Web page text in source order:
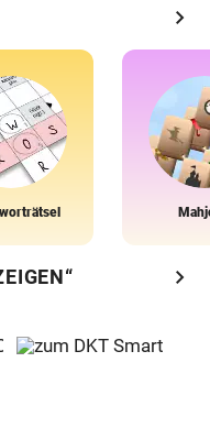
chevron_right
chevron_right